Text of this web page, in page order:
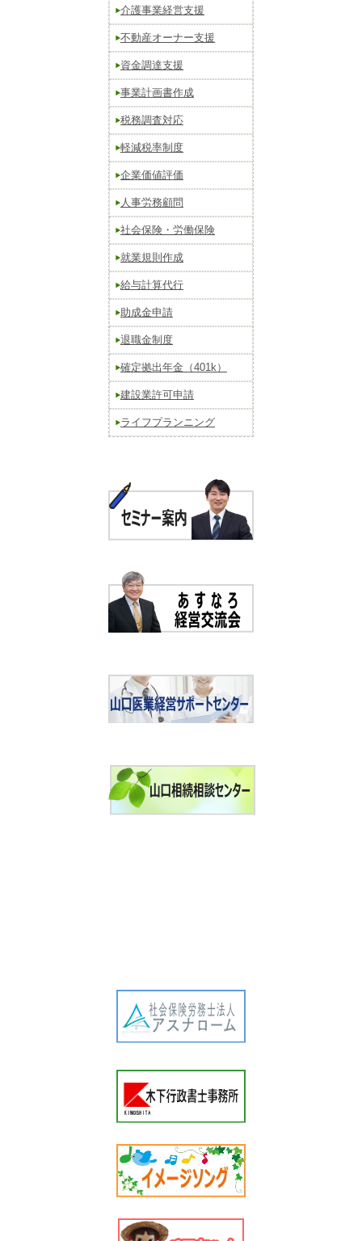
介護事業経営支援
不動産オーナー支援
資金調達支援
事業計画書作成
税務調査対応
軽減税率制度
企業価値評価
人事労務顧問
社会保険・労働保険
就業規則作成
給与計算代行
助成金申請
退職金制度
確定拠出年金（401k）
建設業許可申請
ライフプランニング